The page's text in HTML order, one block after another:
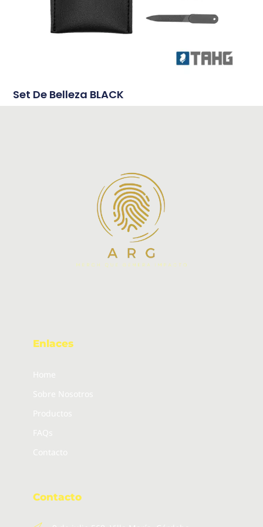
Set De Belleza BLACK
Enlaces
Home
Sobre Nosotros
Productos
FAQs
Contacto
Contacto